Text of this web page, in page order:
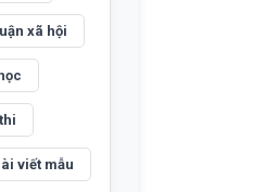
xã hội
viết mẫu